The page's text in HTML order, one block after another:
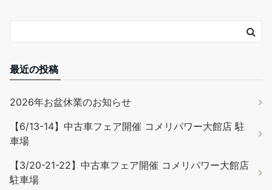
最近の投稿
2026年お盆休業のお知らせ
【6/13-14】中古車フェア開催 コメリパワー大館店 駐
車場
【3/20-21-22】中古車フェア開催 コメリパワー大館店
駐車場